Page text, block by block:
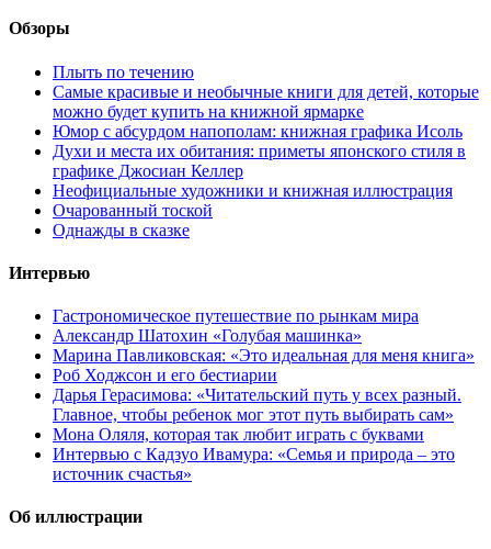
Обзоры
Плыть по течению
Самые красивые и необычные книги для детей, которые
можно будет купить на книжной ярмарке
Юмор с абсурдом напополам: книжная графика Исоль
Духи и места их обитания: приметы японского стиля в
графике Джосиан Келлер
Неофициальные художники и книжная иллюстрация
Очарованный тоской
Однажды в сказке
Интервью
Гастрономическое путешествие по рынкам мира
Александр Шатохин «Голубая машинка»
Марина Павликовская: «Это идеальная для меня книга»
Роб Ходжсон и его бестиарии
Дарья Герасимова: «Читательский путь у всех разный.
Главное, чтобы ребенок мог этот путь выбирать сам»
Мона Оляля, которая так любит играть с буквами
Интервью с Кадзуо Ивамура: «Семья и природа – это
источник счастья»
Об иллюстрации